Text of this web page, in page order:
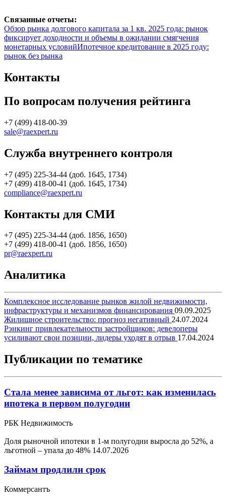
Связанные отчеты:
Обзор рынка долгового капитала за 1 кв. 2025 года: рынок
фиксирует доходности и объемы в ожидании смягчения
монетарных условийИпотечное кредитование в 2025 году:
рынок без рынка
Контакты
По вопросам получения рейтинга
+7 (499) 418-00-39
sale@raexpert.ru
Служба внутреннего контроля
+7 (495) 225-34-44 (доб. 1645, 1734)
+7 (499) 418-00-41 (доб. 1645, 1734)
compliance@raexpert.ru
Контакты для СМИ
+7 (495) 225-34-44 (доб. 1856, 1650)
+7 (499) 418-00-41 (доб. 1856, 1650)
pr@raexpert.ru
Аналитика
Комплексное исследование рынков жилой недвижимости,
инфраструктуры и механизмов финансирования 09.09.2025
Жилищное строительство: прогноз негативный 24.07.2024
Рэнкинг привлекательности застройщиков: девелоперы
усиливают свои позиции, лидеры уходят в отрыв 17.04.2024
Публикации по тематике
Стала менее зависима от льгот: как изменилась
ипотека в первом полугодии
РБК Недвижимость
Доля рыночной ипотеки в 1-м полугодии выросла до 52%, а
льготной – упала до 48% 14.07.2026
Займам продлили срок
Коммерсантъ